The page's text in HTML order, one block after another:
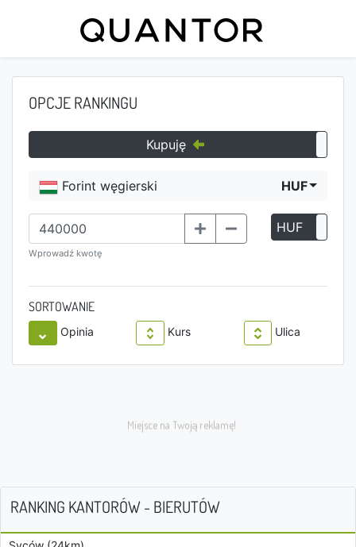
OPCJE RANKINGU
Kupuję
Forint węgierski HUF
Wprowadź kwotę
HUF
SORTOWANIE
Opinia Kurs Ulica
RANKING KANTORÓW - BIERUTÓW